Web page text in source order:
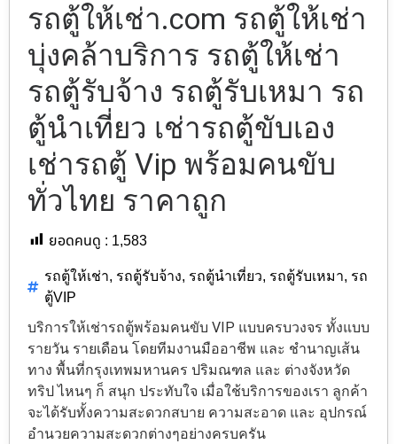
รถตู้ให้เช่า.com รถตู้ให้เช่า
บุ่งคล้าบริการ รถตู้ให้เช่า
รถตู้รับจ้าง รถตู้รับเหมา รถ
ตู้นำเที่ยว เช่ารถตู้ขับเอง
เช่ารถตู้ Vip พร้อมคนขับ
ทั่วไทย ราคาถูก
ยอดคนดู : 1,583
รถตู้ให้เช่า, รถตู้รับจ้าง, รถตู้นำเที่ยว, รถตู้รับเหมา, รถ
ตู้VIP
บริการให้เช่ารถตู้พร้อมคนขับ VIP แบบครบวงจร ทั้งแบบ
รายวัน รายเดือน โดยทีมงานมืออาชีพ และ ชำนาญเส้น
ทาง พื้นที่กรุงเทพมหานคร ปริมณฑล และ ต่างจังหวัด
ทริป ไหนๆ ก็ สนุก ประทับใจ เมื่อใช้บริการของเรา ลูกค้า
จะได้รับทั้งความสะดวกสบาย ความสะอาด และ อุปกรณ์
อำนวยความสะดวกต่างๆอย่างครบครัน